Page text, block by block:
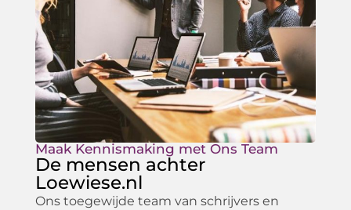
Maak Kennismaking met Ons Team
De mensen achter
Loewiese.nl
Ons toegewijde team van schrijvers en